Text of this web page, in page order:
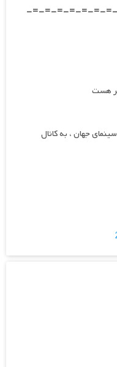
-=-=-=-=-=-=-
جهان ، به کانال